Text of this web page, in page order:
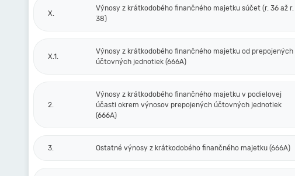
X.
Výnosy z krátkodobého finančného majetku súčet (r. 36 až r.
38)
X.1.
Výnosy z krátkodobého finančného majetku od prepojených
účtovných jednotiek (666A)
2.
Výnosy z krátkodobého finančného majetku v podielovej
účasti okrem výnosov prepojených účtovných jednotiek
(666A)
3. Ostatné výnosy z krátkodobého finančného majetku (666A)